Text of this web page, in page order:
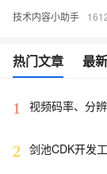
技术内容小助手
热门文章 最
1 视频码率、分
2 剑池CDK开发